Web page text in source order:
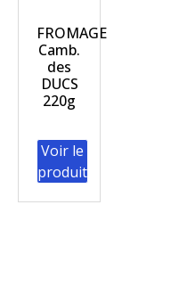
FROMAGE
Camb.
des
DUCS
220g
Voir le
produit